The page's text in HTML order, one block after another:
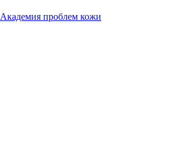
Академия проблем кожи